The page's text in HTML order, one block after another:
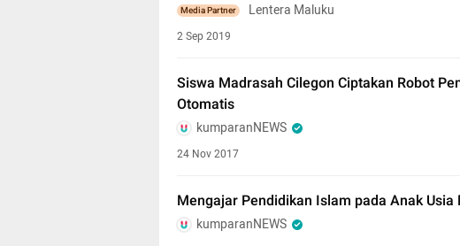
Media Partner Lentera Maluku
2 Sep 2019
Siswa Madrasah Cilegon Ciptakan Robot
Otomatis
kumparanNEWS
24 Nov 2017
Mengajar Pendidikan Islam pada Anak Usia
kumparanNEWS